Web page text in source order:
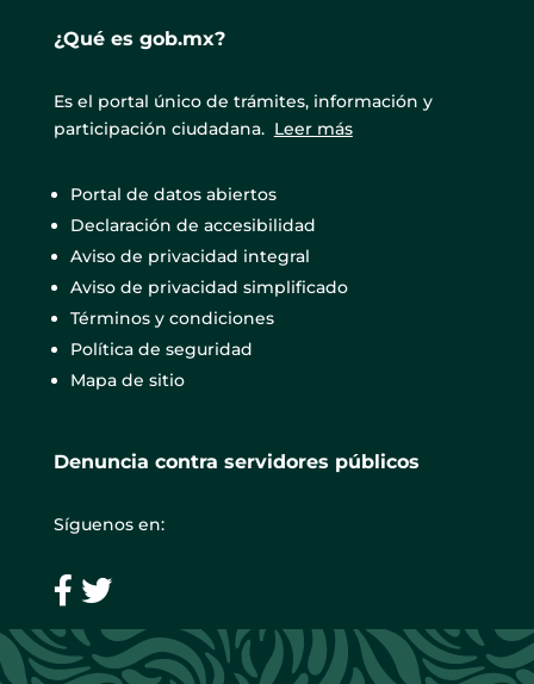
¿Qué es gob.mx?
Es el portal único de trámites, información y
participación ciudadana. Leer más
Portal de datos abiertos
Declaración de accesibilidad
Aviso de privacidad integral
Aviso de privacidad simplificado
Términos y condiciones
Política de seguridad
Mapa de sitio
Denuncia contra servidores públicos
Síguenos en: